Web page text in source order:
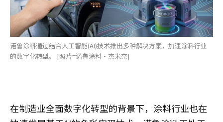
诺鲁涂料通过结合人工智能(AI)技术推出多种解决方案，加速涂料行业
的数字化转型。 [照片=诺鲁涂料·杰米奈]
在制造业全面数字化转型的背景下，涂料行业也在